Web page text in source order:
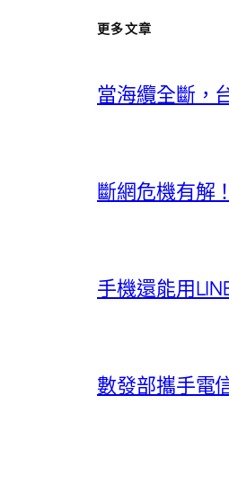
更多文章
當海纜全斷，
斷網危機有解
手機還能用
數發部攜手電